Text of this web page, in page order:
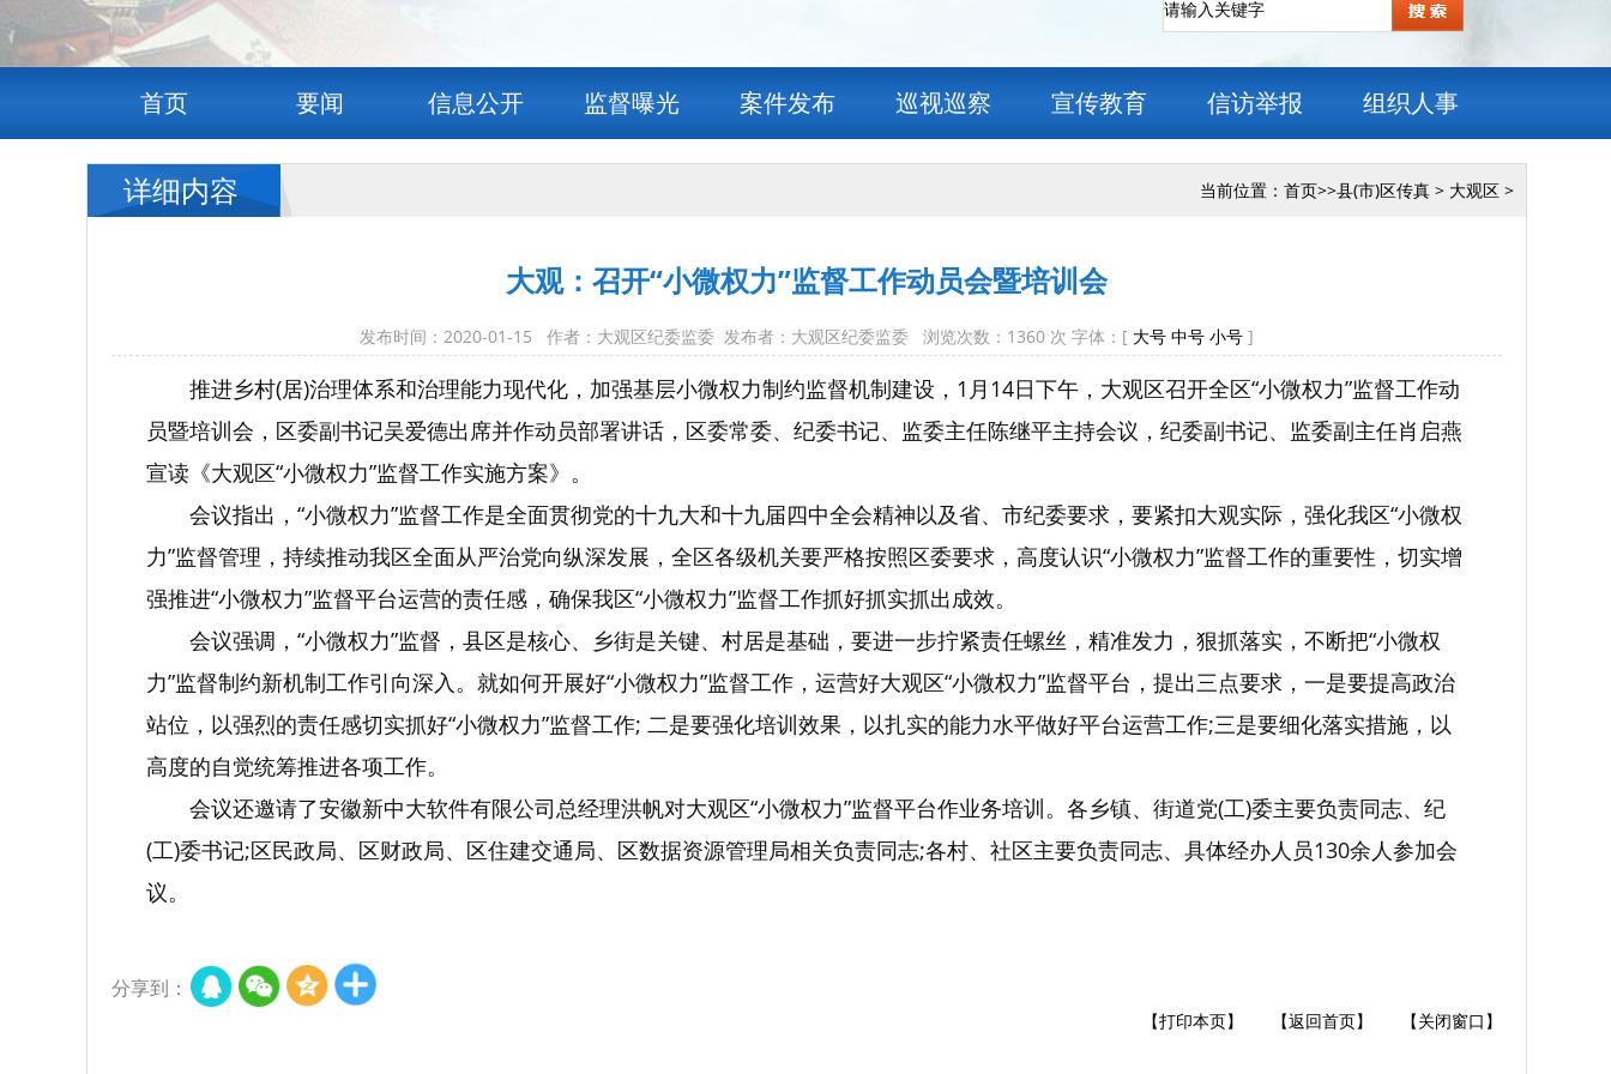
首页 要闻 信息公开 监督曝光 案件发布 巡视巡察 宣传教育 信访举报 组织人事
当前位置： 首页>>县(市)区传真 > 大观区 >
详细内容
大观：召开“小微权力”监督工作动员会暨培训会
发布时间：2020-01-15 作者：大观区纪委监委 发布者：大观区纪委监委 浏览次数： 1360 次 字体：[ 大号 中号 小号 ]
推进乡村(居)治理体系和治理能力现代化，加强基层小微权力制约监督机制建设，1月14日下午，大观区召开全区“小微权力”监督工作动
员暨培训会，区委副书记吴爱德出席并作动员部署讲话，区委常委、纪委书记、监委主任陈继平主持会议，纪委副书记、监委副主任肖启燕
宣读《大观区“小微权力”监督工作实施方案》。
会议指出，“小微权力”监督工作是全面贯彻党的十九大和十九届四中全会精神以及省、市纪委要求，要紧扣大观实际，强化我区“小微权
力”监督管理，持续推动我区全面从严治党向纵深发展，全区各级机关要严格按照区委要求，高度认识“小微权力”监督工作的重要性，切实增
强推进“小微权力”监督平台运营的责任感，确保我区“小微权力”监督工作抓好抓实抓出成效。
会议强调，“小微权力”监督，县区是核心、乡街是关键、村居是基础，要进一步拧紧责任螺丝，精准发力，狠抓落实，不断把“小微权
力”监督制约新机制工作引向深入。就如何开展好“小微权力”监督工作，运营好大观区“小微权力”监督平台，提出三点要求，一是要提高政治
站位，以强烈的责任感切实抓好“小微权力”监督工作; 二是要强化培训效果，以扎实的能力水平做好平台运营工作;三是要细化落实措施，以
高度的自觉统筹推进各项工作。
会议还邀请了安徽新中大软件有限公司总经理洪帆对大观区“小微权力”监督平台作业务培训。各乡镇、街道党(工)委主要负责同志、纪
(工)委书记;区民政局、区财政局、区住建交通局、区数据资源管理局相关负责同志;各村、社区主要负责同志、具体经办人员130余人参加会
议。
分享到：
【打印本页】 【返回首页】 【关闭窗口】